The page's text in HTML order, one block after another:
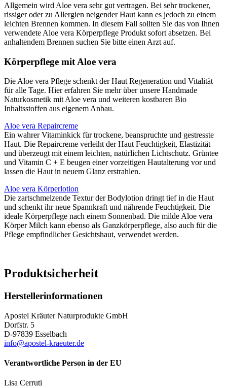
Allgemein wird Aloe vera sehr gut vertragen. Bei sehr trockener,
rissiger oder zu Allergien neigender Haut kann es jedoch zu einem
leichten Brennen kommen. In diesem Fall sollten Sie das von Ihnen
verwendete Aloe vera Körperpflege Produkt sofort absetzen. Bei
anhaltendem Brennen suchen Sie bitte einen Arzt auf.
Körperpflege mit Aloe vera
Die Aloe vera Pflege schenkt der Haut Regeneration und Vitalität
für alle Tage. Hier erfahren Sie mehr über unsere Handmade
Naturkosmetik mit Aloe vera und weiteren kostbaren Bio
Inhaltsstoffen aus eigenem Anbau.
Aloe vera Repaircreme
Ein wahrer Vitaminkick für trockene, beanspruchte und gestresste
Haut. Die Repaircreme verleiht der Haut Feuchtigkeit, Elastizität
und überzeugt mit einem leichten, natürlichen Lichtschutz. Grüntee
und Vitamin C + E beugen einer vorzeitigen Hautalterung vor und
lassen die Haut in neuem Glanz erstrahlen.
Aloe vera Körperlotion
Die zartschmelzende Textur der Bodylotion dringt tief in die Haut
und schenkt ihr neue Spannkraft und nährende Feuchtigkeit. Die
ideale Körperpflege nach einem Sonnenbad. Die milde Aloe vera
Körper Milch kann ebenso als Ganzkörperpflege, also auch für die
Pflege empfindlicher Gesichtshaut, verwendet werden.
Produktsicherheit
Herstellerinformationen
Apostel Kräuter Naturprodukte GmbH
Dorfstr. 5
D-97839 Esselbach
info@apostel-kraeuter.de
Verantwortliche Person in der EU
Lisa Cerruti